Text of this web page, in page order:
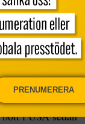
Netanyahu som
regering.
palestinier i
han pistol där
i USA sedan
PRENUMERERA